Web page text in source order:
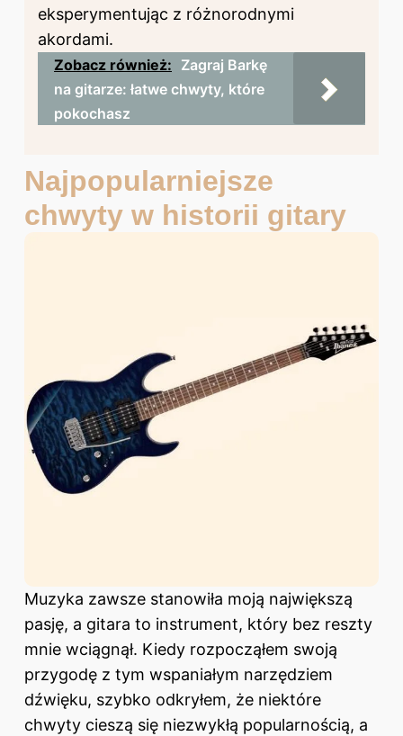
eksperymentując z różnorodnymi
akordami.
Zobacz również: Zagraj Barkę
na gitarze: łatwe chwyty, które
pokochasz
Najpopularniejsze
chwyty w historii gitary
Muzyka zawsze stanowiła moją największą
pasję, a gitara to instrument, który bez reszty
mnie wciągnął. Kiedy rozpocząłem swoją
przygodę z tym wspaniałym narzędziem
dźwięku, szybko odkryłem, że niektóre
chwyty cieszą się niezwykłą popularnością, a